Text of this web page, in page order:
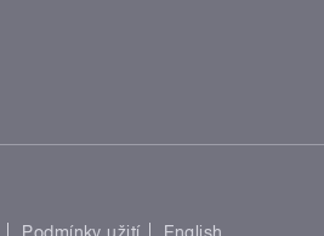
Podmínky užití English